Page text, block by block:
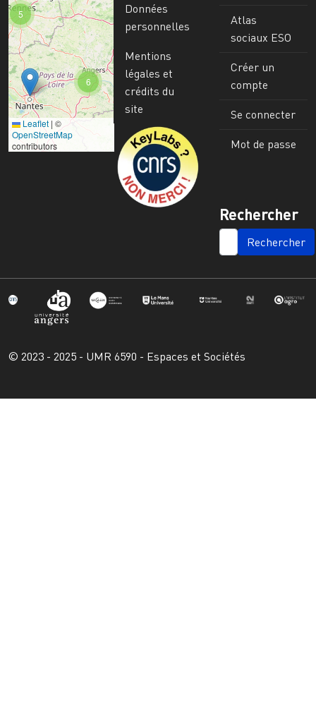
6
5
Leaflet | ©
OpenStreetMap
contributors
Données
personnelles
Mentions
légales et
crédits du
site
Image
Atlas
sociaux ESO
Créer un
compte
Se connecter
Mot de passe
Rechercher
SEARCH
© 2023 - 2025 - UMR 6590 - Espaces et Sociétés